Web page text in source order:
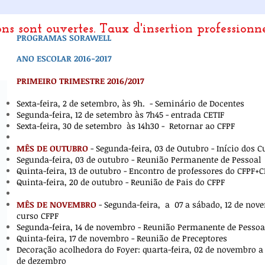
sont ouvertes. Taux d'insertion
PROGRAMAS SORAWELL
ANO ESCOLAR 2016-2017
PRIMEIRO TRIMESTRE 2016/2017
Sexta-feira, 2 de setembro, às 9h. - Seminário de Docentes
Segunda-feira, 12 de setembro às 7h45 - entrada CETIF
Sexta-feira, 30 de setembro às 14h30 - Retornar ao CFPF
MÊS DE OUTUBRO - Segunda-feira, 03 de Outubro - Início dos
Segunda-feira, 03 de outubro - Reunião Permanente de Pessoal
Quinta-feira, 13 de outubro - Encontro de professores do
Quinta-feira, 20 de outubro - Reunião de Pais do CFPF
MÊS DE NOVEMBRO - Segunda-feira, a 07 a sábado, 12 de
curso CFPF
Segunda-feira, 14 de novembro - Reunião Permanente de
Quinta-feira, 17 de novembro - Reunião de Preceptores
Decoração acolhedora do Foyer: quarta-feira, 02 de novembro a
de dezembro